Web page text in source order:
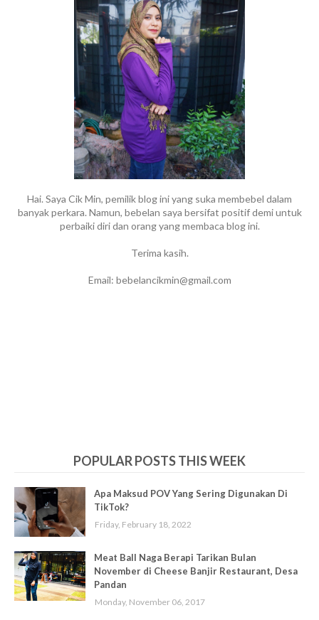
Hai. Saya Cik Min, pemilik blog ini yang suka membebel dalam
banyak perkara. Namun, bebelan saya bersifat positif demi untuk
perbaiki diri dan orang yang membaca blog ini.
Terima kasih.
Email: bebelancikmin@gmail.com
POPULAR POSTS THIS WEEK
Apa Maksud POV Yang Sering Digunakan Di
TikTok?
Friday, February 18, 2022
Meat Ball Naga Berapi Tarikan Bulan
November di Cheese Banjir Restaurant, Desa
Pandan
Monday, November 06, 2017